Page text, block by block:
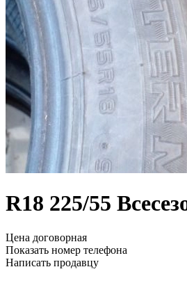
R18 225/55
Цена договорная
Показать номер телефона
Написать продавцу